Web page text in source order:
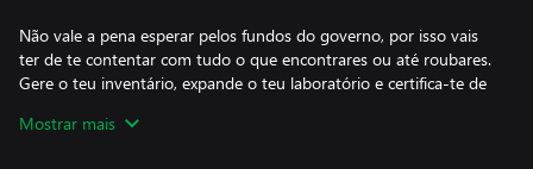
Não vale a pena esperar pelos fundos do governo, por isso vais
ter de te contentar com tudo o que encontrares ou até roubares.
Gere o teu inventário, expande o teu laboratório e certifica-te de
quanto mais stressado estiveres, maior é a probabilidade de os
Mostrar mais